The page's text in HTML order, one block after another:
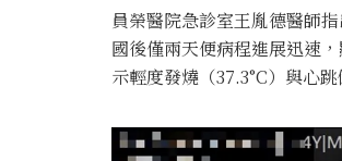
員榮醫院急診室王胤德醫師
國後僅兩天便病程進展迅速
示輕度發燒（37.3°C）與心